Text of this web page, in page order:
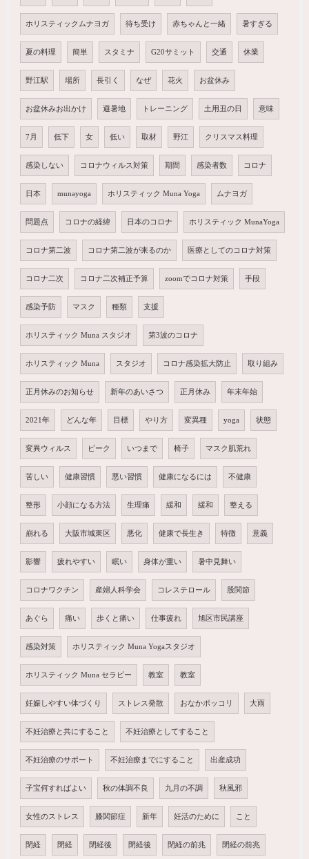
ホリスティックムナヨガ 待ち受け 赤ちゃんと一緒 暑すぎる
夏の料理 簡単 スタミナ G20サミット 交通 休業
野江駅 場所 長引く なぜ 花火 お盆休み
お盆休みお出かけ 避暑地 トレーニング 土用丑の日 意味
7月 低下 女 低い 取材 野江 クリスマス料理
感染しない コロナウィルス対策 期間 感染者数 コロナ
日本 munayoga ホリスティック Muna Yoga ムナヨガ
問題点 コロナの経緯 日本のコロナ ホリスティック MunaYoga
コロナ第二波 コロナ第二波が来るのか 医療としてのコロナ対策
コロナ二次 コロナ二次補正予算 zoomでコロナ対策 手段
感染予防 マスク 種類 支援
ホリスティック Muna スタジオ 第3波のコロナ
ホリスティック Muna スタジオ コロナ感染拡大防止 取り組み
正月休みのお知らせ 新年のあいさつ 正月休み 年末年始
2021年 どんな年 目標 やり方 変異種 yoga 状態
変異ウィルス ピーク いつまで 椅子 マスク肌荒れ
苦しい 健康習慣 悪い習慣 健康になるには 不健康
整形 小顔になる方法 生理痛 緩和 緩和 整える
崩れる 大阪市城東区 悪化 健康で長生き 特徴 意義
影響 疲れやすい 眠い 身体が重い 暑中見舞い
コロナワクチン 産婦人科学会 コレステロール 股関節
あぐら 痛い 歩くと痛い 仕事疲れ 旭区市民講座
感染対策 ホリスティック Muna Yogaスタジオ
ホリスティック Muna セラピー 教室 教室
妊娠しやすい体づくり ストレス発散 おなかポッコリ 大雨
不妊治療と共にすること 不妊治療としてすること
不妊治療のサポート 不妊治療までにすること 出産成功
子宝何すればよい 秋の体調不良 九月の不調 秋風邪
女性のストレス 膝関節症 新年 妊活のために こと
閉経 閉経 閉経後 閉経後 閉経の前兆 閉経の前兆